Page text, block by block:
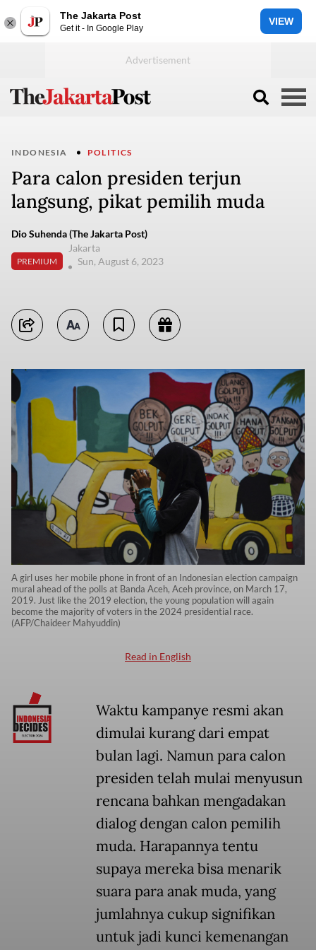
The Jakarta Post
Get it - In Google Play
VIEW
INDONESIA POLITICS
Para calon presiden terjun
langsung, pikat pemilih muda
Dio Suhenda (The Jakarta Post)
PREMIUM
Jakarta
Sun, August 6, 2023
A girl uses her mobile phone in front of an Indonesian election campaign
mural ahead of the polls at Banda Aceh, Aceh province, on March 17,
2019. Just like the 2019 election, the young population will again
become the majority of voters in the 2024 presidential race.
(AFP/Chaideer Mahyuddin)
Read in English
Waktu kampanye resmi akan
dimulai kurang dari empat
bulan lagi. Namun para calon
presiden telah mulai menyusun
rencana bahkan mengadakan
dialog dengan calon pemilih
muda. Harapannya tentu
supaya mereka bisa menarik
suara para anak muda, yang
jumlahnya cukup signifikan
untuk jadi kunci kemenangan